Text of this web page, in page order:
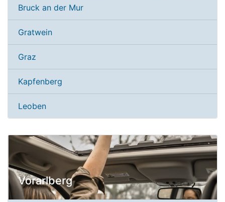
Bruck an der Mur
Gratwein
Graz
Kapfenberg
Leoben
Vorarlberg